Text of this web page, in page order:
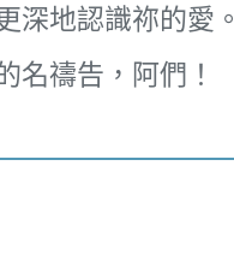
深地認識祢的愛。
名禱告，阿們！